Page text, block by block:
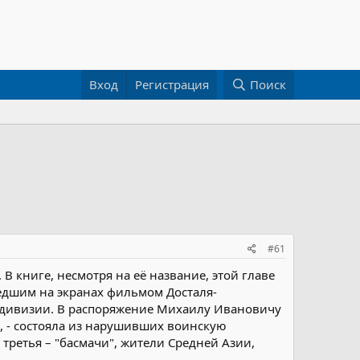
Вход Регистрация Поиск
#61
несмотря на её название, этой главе
на экранах фильмом Досталя-
В распоряжение Михаилу Ивановичу
- состояла из нарушивших воинскую
– "басмачи", жители Средней Азии,